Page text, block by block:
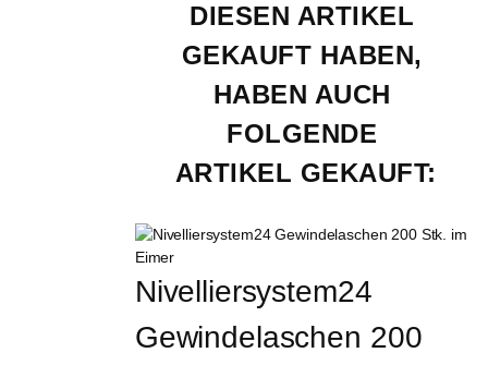
DIESEN ARTIKEL
GEKAUFT HABEN,
HABEN AUCH
FOLGENDE
ARTIKEL GEKAUFT:
Nivelliersystem24
Gewindelaschen 200